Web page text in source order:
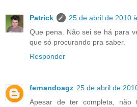
Patrick
25 de abril de 2010
Que pena. Não sei se há para
que só procurando pra saber.
Responder
fernandoagz 25 de abril de
Apesar de ter completa, não